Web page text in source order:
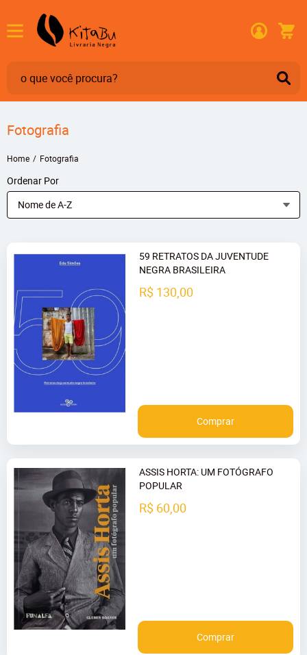
Fotografia
Home Fotografia
Ordenar Por
Nome de A-Z
59 RETRATOS DA JUVENTUDE
NEGRA BRASILEIRA
R$ 130,00
Comprar
ASSIS HORTA: UM FOTÓGRAFO
POPULAR
R$ 60,00
Comprar